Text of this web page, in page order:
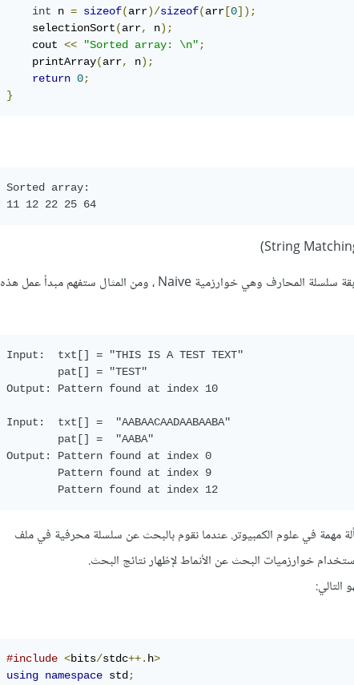
int n = sizeof(arr)/sizeof(arr [0]);
    selectionSort
(arr, n);
    cout
<< "Sorted array: \n" ;
    printArray
(arr, n);
return 0;
}
Sorted array:
11 12 22 25 64
سنبدأ بمثال يوضح إحدى خوارزميات مطابقة سلسلة المحارف وهي خوارزمية Naive ، ومن المثال ستفهم مبدأ عمل هذه
Input:  txt[] = "THIS IS A TEST TEXT"
        pat[] = "TEST"
Output: Pattern found at index 10
Input:  txt[] =  "AABAACAADAABAABA"
        pat[] =  "AABA"
Output: Pattern found at index 0
        Pattern found at index 9
        Pattern found at index 12
مهمة في علوم الكمبيوتر. عندما نقوم بالبحث عن سلسلة محرفية في ملف
خوارزميات البحث عن الأنماط لإظهار نتائج البحث.
#include <bits/stdc++. h>
using namespace std ;